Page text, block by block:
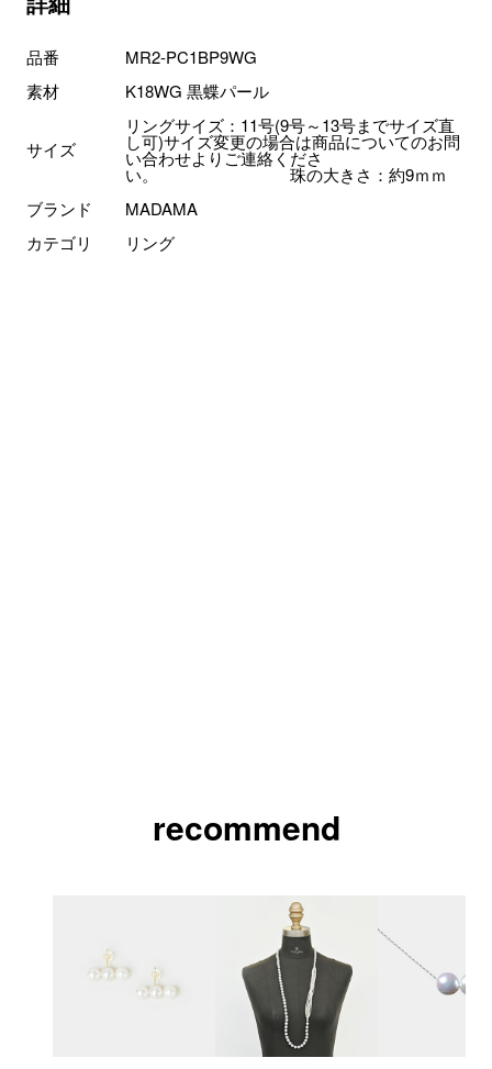
品番
MR2-PC1BP9WG
素材
K18WG 黒蝶パール
サイズ
リングサイズ：11号(9号～13号までサイズ直
し可)サイズ変更の場合は商品についてのお問
い合わせよりご連絡くださ
い。 珠の大きさ：約9ｍｍ
ブランド
MADAMA
カテゴリ
リング
recommend